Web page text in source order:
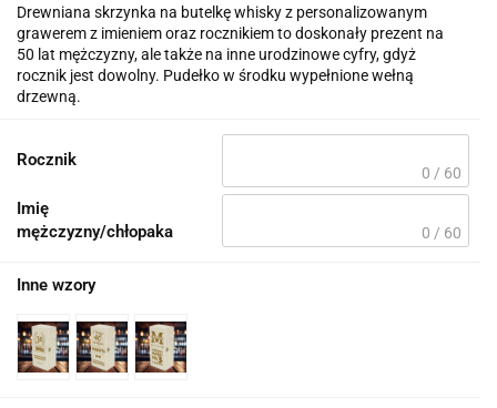
Drewniana skrzynka na butelkę whisky z personalizowanym
grawerem z imieniem oraz rocznikiem to doskonały prezent na
50 lat mężczyzny, ale także na inne urodzinowe cyfry, gdyż
rocznik jest dowolny. Pudełko w środku wypełnione wełną
drzewną.
Rocznik
0 / 60
Imię
mężczyzny/chłopaka
0 / 60
Inne wzory